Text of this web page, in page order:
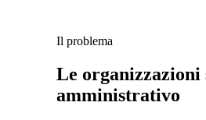
Il problema
Le organizzazioni
amministrativo